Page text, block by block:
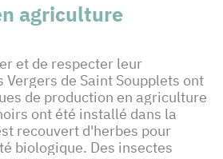
agriculture
et de respecter leur
Vergers de Saint Soupplets ont
de production en agriculture
ont été installé dans la
recouvert d'herbes pour
biologique. Des insectes